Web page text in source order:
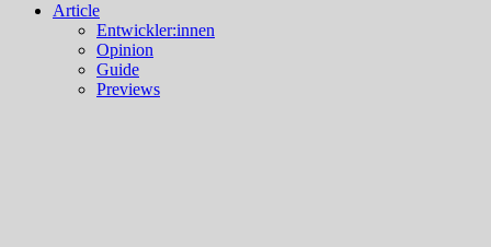
Article
Entwickler:innen
Opinion
Guide
Previews